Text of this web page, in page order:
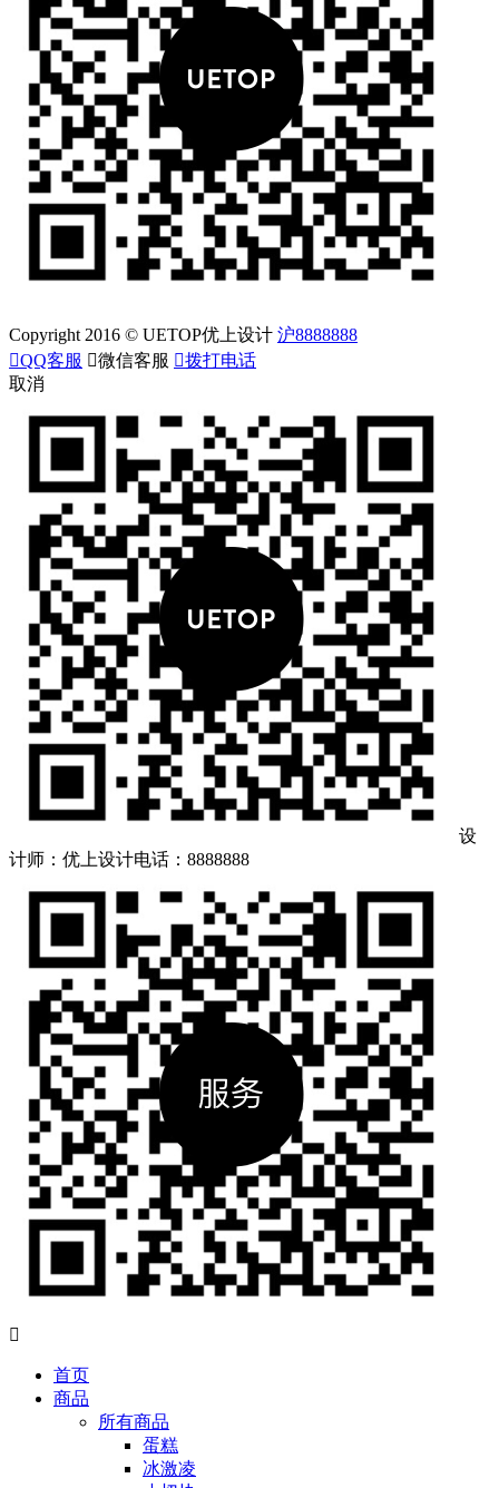
Copyright 2016 © UETOP优上设计 沪8888888
QQ客服 微信客服 拨打电话
取消
设
计师：优上设计电话：8888888

首页
商品
所有商品
蛋糕
冰激凌